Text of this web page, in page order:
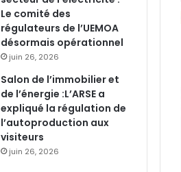
Le comité des
régulateurs de l’UEMOA
désormais opérationnel
juin 26, 2026
Salon de l’immobilier et
de l’énergie :L’ARSE a
expliqué la régulation de
l’autoproduction aux
visiteurs
juin 26, 2026